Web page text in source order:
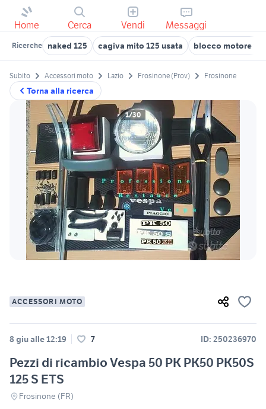
Home Cerca Vendi Messaggi
Ricerche naked 125 cagiva mito 125 usata blocco motore
Torna alla ricerca
Subito Accessori moto Lazio Frosinone (Prov) Frosinone
1/30
ACCESSORI MOTO
8 giu alle 12:19 7 ID: 250236970
Pezzi di ricambio Vespa 50 PK PK50 PK50S
125 S ETS
Frosinone (FR)